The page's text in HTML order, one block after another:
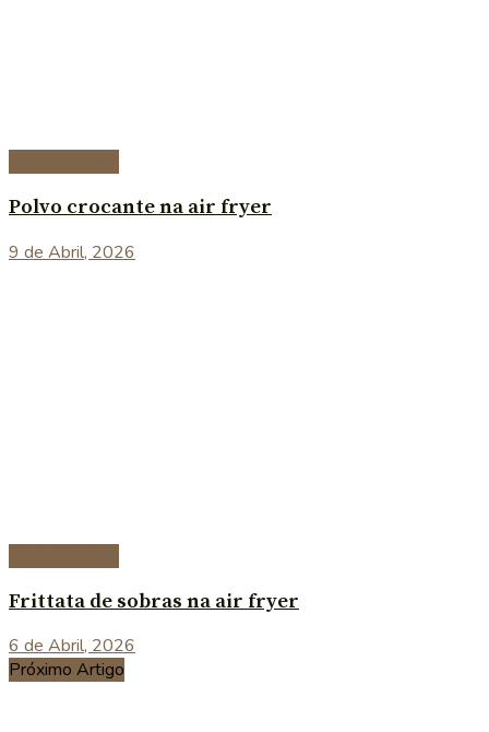
Polvo crocante na air fryer
9 de Abril, 2026
Frittata de sobras na air fryer
6 de Abril, 2026
Próximo Artigo